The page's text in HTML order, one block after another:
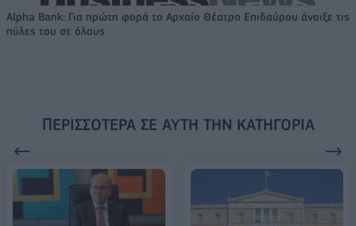
Alpha Bank: Για πρώτη φορά το Αρχαίο Θέατρο Επιδαύρου άνοιξε τις
πύλες του σε όλους
ΠΕΡΙΣΣΌΤΕΡΑ ΣΕ ΑΥΤΉ ΤΗΝ ΚΑΤΗΓΟΡΊΑ